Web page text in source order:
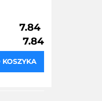
7.84
7.84
KOSZYKA